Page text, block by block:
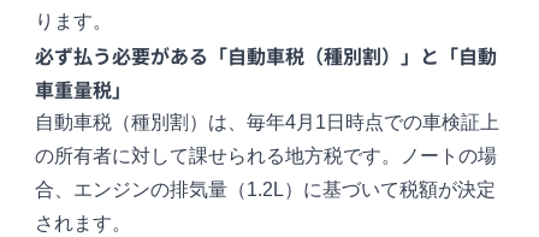
ります。
必ず払う必要がある「自動車税（種別割）」と「自動
車重量税」
自動車税（種別割）は、毎年4月1日時点での車検証上
の所有者に対して課せられる地方税です。ノートの場
合、エンジンの排気量（1.2L）に基づいて税額が決定
されます。